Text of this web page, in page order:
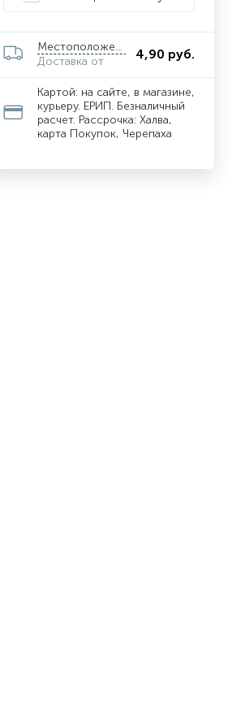
Местоположение
Доставка от
4,90 руб.
Картой: на сайте, в магазине,
курьеру. ЕРИП. Безналичный
расчет. Рассрочка: Халва,
карта Покупок, Черепаха